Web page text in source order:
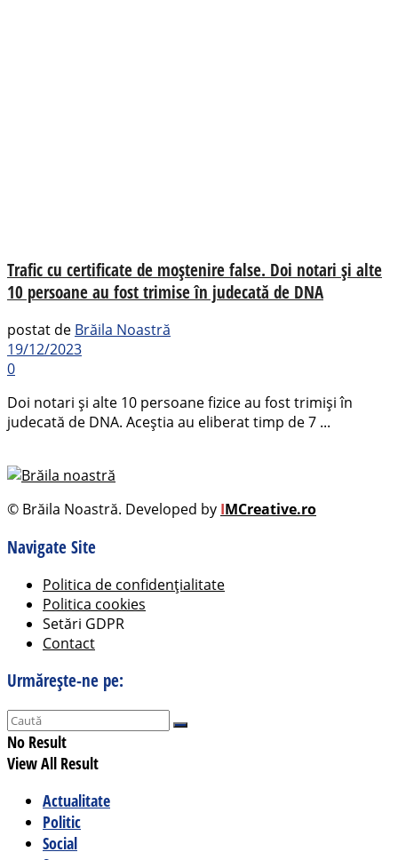
Trafic cu certificate de moștenire false. Doi notari și alte
10 persoane au fost trimise în judecată de DNA
postat de Brăila Noastră
19/12/2023
0
Doi notari și alte 10 persoane fizice au fost trimiși în
judecată de DNA. Aceștia au eliberat timp de 7 ...
© Brăila Noastră. Developed by IMCreative.ro
Navigate Site
Politica de confidențialitate
Politica cookies
Setări GDPR
Contact
Urmărește-ne pe:
No Result
View All Result
Actualitate
Politic
Social